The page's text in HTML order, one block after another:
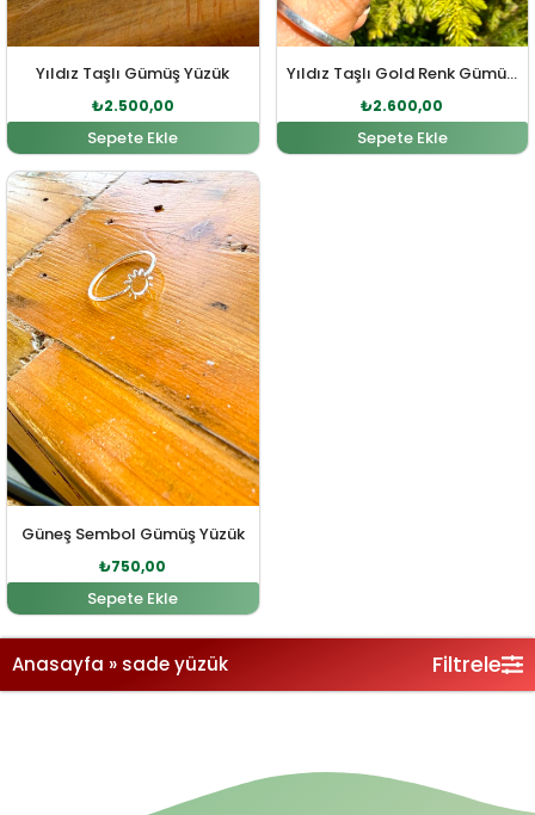
Yıldız Taşlı Gümüş Yüzük
₺2.500,00
Sepete Ekle
Yıldız Taşlı Gold Renk Gümüş Yüzük
₺2.600,00
Sepete Ekle
Güneş Sembol Gümüş Yüzük
Orijinal fiyat: ₺800,00.
₺750,00
Şu andaki fiyat: ₺750,00.
Sepete Ekle
Anasayfa » sade yüzük Filtrele